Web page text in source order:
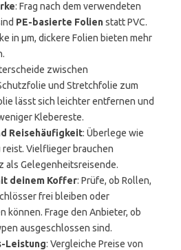
: Frag nach dem verwendeten
PE-basierte Folienstatt PVC.
in µm, dickere Folien bieten mehr
zwischen
und Stretchfolie zum
lässt sich leichter entfernen und
Klebereste.
Reisehäufigkeit: Überlege wie
Vielflieger brauchen
als Gelegenheitsreisende.
deinem Koffer: Prüfe, ob Rollen,
frei bleiben oder
können. Frage den Anbieter, ob
ausgeschlossen sind.
Leistung: Vergleiche Preise von